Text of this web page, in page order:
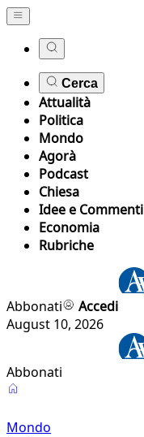
Cerca
Attualità
Politica
Mondo
Agorà
Podcast
Chiesa
Idee e Commenti
Economia
Rubriche
Abbonati
Accedi
August 10, 2026
Abbonati
Mondo